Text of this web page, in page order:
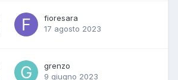
fioresara
17 agosto 2023
grenzo
9 giugno 2023